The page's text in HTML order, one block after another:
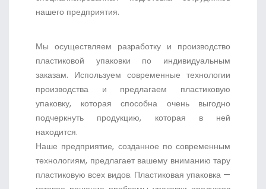
нашего предприятия.
Мы осуществляем разработку и производство
пластиковой упаковки по индивидуальным
заказам. Используем современные технологии
производства и предлагаем пластиковую
упаковку, которая способна очень выгодно
подчеркнуть продукцию, которая в ней
находится.
Наше предприятие, созданное по современным
технологиям, предлагает вашему вниманию тару
пластиковую всех видов. Пластиковая упаковка —